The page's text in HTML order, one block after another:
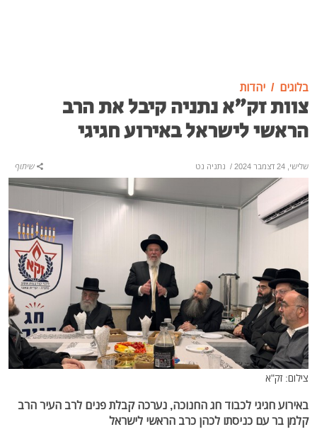
בלוגים יהדות
צוות זק"א נתניה קיבל את הרב
הראשי לישראל באירוע חגיגי
שלישי, 24 דצמבר 2024 / נתניה נט שיתוף
צילום: זק"א
באירוע חגיגי לכבוד חג החנוכה, נערכה קבלת פנים לרב העיר הרב
קלמן בר עם כניסתו לכהן כרב הראשי לישראל